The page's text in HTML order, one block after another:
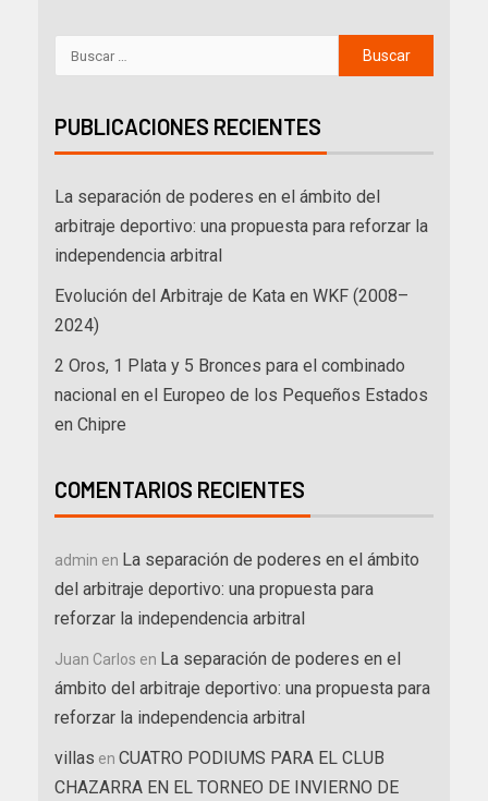
PUBLICACIONES RECIENTES
La separación de poderes en el ámbito del
arbitraje deportivo: una propuesta para reforzar la
independencia arbitral
Evolución del Arbitraje de Kata en WKF (2008–
2024)
2 Oros, 1 Plata y 5 Bronces para el combinado
nacional en el Europeo de los Pequeños Estados
en Chipre
COMENTARIOS RECIENTES
admin en La separación de poderes en el ámbito
del arbitraje deportivo: una propuesta para
reforzar la independencia arbitral
Juan Carlos en La separación de poderes en el
ámbito del arbitraje deportivo: una propuesta para
reforzar la independencia arbitral
villas en CUATRO PODIUMS PARA EL CLUB
CHAZARRA EN EL TORNEO DE INVIERNO DE